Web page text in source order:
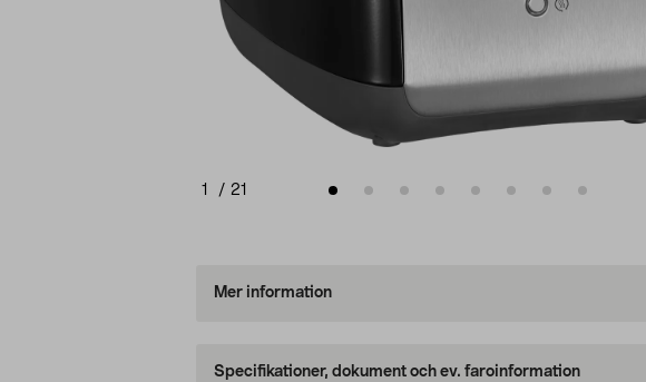
1 / 21
Mer information
Specifikationer, dokument och ev. faroinformation